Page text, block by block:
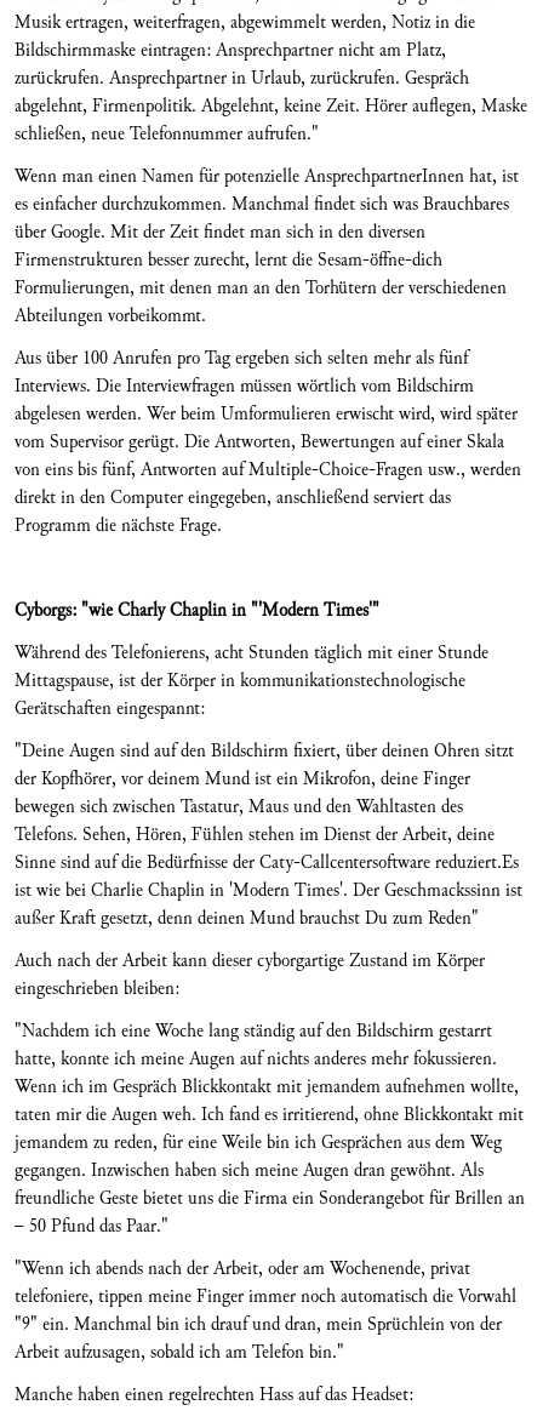
Musik ertragen, weiterfragen, abgewimmelt werden, Notiz in die
Bildschirmmaske eintragen: Ansprechpartner nicht am Platz,
zurückrufen. Ansprechpartner in Urlaub, zurückrufen. Gespräch
abgelehnt, Firmenpolitik. Abgelehnt, keine Zeit. Hörer auflegen, Maske
schließen, neue Telefonnummer aufrufen."
Wenn man einen Namen für potenzielle AnsprechpartnerInnen hat, ist
es einfacher durchzukommen. Manchmal findet sich was Brauchbares
über Google. Mit der Zeit findet man sich in den diversen
Firmenstrukturen besser zurecht, lernt die Sesam-öffne-dich
Formulierungen, mit denen man an den Torhütern der verschiedenen
Abteilungen vorbeikommt.
Aus über 100 Anrufen pro Tag ergeben sich selten mehr als fünf
Interviews. Die Interviewfragen müssen wörtlich vom Bildschirm
abgelesen werden. Wer beim Umformulieren erwischt wird, wird später
vom Supervisor gerügt. Die Antworten, Bewertungen auf einer Skala
von eins bis fünf, Antworten auf Multiple-Choice-Fragen usw., werden
direkt in den Computer eingegeben, anschließend serviert das
Programm die nächste Frage.
Cyborgs: "wie Charly Chaplin in "'Modern Times'"
Während des Telefonierens, acht Stunden täglich mit einer Stunde
Mittagspause, ist der Körper in kommunikationstechnologische
Gerätschaften eingespannt:
"Deine Augen sind auf den Bildschirm fixiert, über deinen Ohren sitzt
der Kopfhörer, vor deinem Mund ist ein Mikrofon, deine Finger
bewegen sich zwischen Tastatur, Maus und den Wahltasten des
Telefons. Sehen, Hören, Fühlen stehen im Dienst der Arbeit, deine
Sinne sind auf die Bedürfnisse der Caty-Callcentersoftware reduziert.Es
ist wie bei Charlie Chaplin in 'Modern Times'. Der Geschmackssinn ist
außer Kraft gesetzt, denn deinen Mund brauchst Du zum Reden"
Auch nach der Arbeit kann dieser cyborgartige Zustand im Körper
eingeschrieben bleiben:
"Nachdem ich eine Woche lang ständig auf den Bildschirm gestarrt
hatte, konnte ich meine Augen auf nichts anderes mehr fokussieren.
Wenn ich im Gespräch Blickkontakt mit jemandem aufnehmen wollte,
taten mir die Augen weh. Ich fand es irritierend, ohne Blickkontakt mit
jemandem zu reden, für eine Weile bin ich Gesprächen aus dem Weg
gegangen. Inzwischen haben sich meine Augen dran gewöhnt. Als
freundliche Geste bietet uns die Firma ein Sonderangebot für Brillen an
– 50 Pfund das Paar."
"Wenn ich abends nach der Arbeit, oder am Wochenende, privat
telefoniere, tippen meine Finger immer noch automatisch die Vorwahl
"9" ein. Manchmal bin ich drauf und dran, mein Sprüchlein von der
Arbeit aufzusagen, sobald ich am Telefon bin."
Manche haben einen regelrechten Hass auf das Headset: